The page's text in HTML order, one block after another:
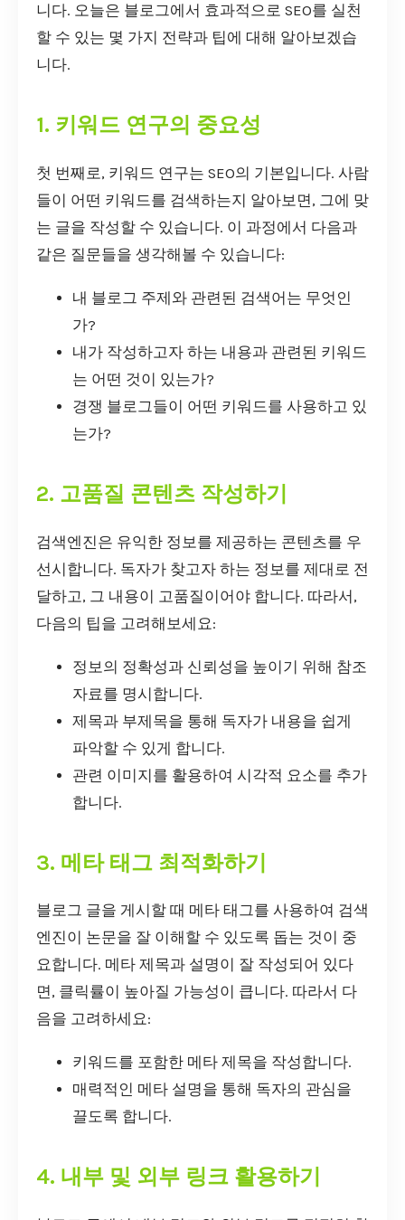
니다. 오늘은 블로그에서 효과적으로 SEO를 실천
할 수 있는 몇 가지 전략과 팁에 대해 알아보겠습
니다.
1. 키워드 연구의 중요성
첫 번째로, 키워드 연구는 SEO의 기본입니다. 사람
들이 어떤 키워드를 검색하는지 알아보면, 그에 맞
는 글을 작성할 수 있습니다. 이 과정에서 다음과
같은 질문들을 생각해볼 수 있습니다:
내 블로그 주제와 관련된 검색어는 무엇인
가?
내가 작성하고자 하는 내용과 관련된 키워드
는 어떤 것이 있는가?
경쟁 블로그들이 어떤 키워드를 사용하고 있
는가?
2. 고품질 콘텐츠 작성하기
검색엔진은 유익한 정보를 제공하는 콘텐츠를 우
선시합니다. 독자가 찾고자 하는 정보를 제대로 전
달하고, 그 내용이 고품질이어야 합니다. 따라서,
다음의 팁을 고려해보세요:
정보의 정확성과 신뢰성을 높이기 위해 참조
자료를 명시합니다.
제목과 부제목을 통해 독자가 내용을 쉽게
파악할 수 있게 합니다.
관련 이미지를 활용하여 시각적 요소를 추가
합니다.
3. 메타 태그 최적화하기
블로그 글을 게시할 때 메타 태그를 사용하여 검색
엔진이 논문을 잘 이해할 수 있도록 돕는 것이 중
요합니다. 메타 제목과 설명이 잘 작성되어 있다
면, 클릭률이 높아질 가능성이 큽니다. 따라서 다
음을 고려하세요:
키워드를 포함한 메타 제목을 작성합니다.
매력적인 메타 설명을 통해 독자의 관심을
끌도록 합니다.
4. 내부 및 외부 링크 활용하기